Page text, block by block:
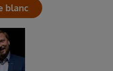
blanc